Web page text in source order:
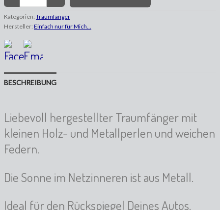
Kategorien: Traumfänger
Hersteller: Einfach nur für Mich...
BESCHREIBUNG
Liebevoll hergestellter Traumfänger mit
kleinen Holz- und Metallperlen und weichen
Federn.
Die Sonne im Netzinneren ist aus Metall.
Ideal für den Rückspiegel Deines Autos.